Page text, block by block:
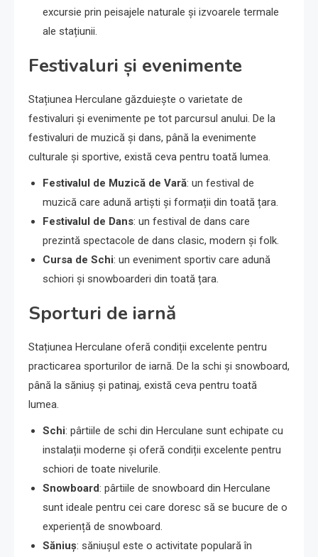
excursie prin peisajele naturale și izvoarele termale
ale stațiunii.
Festivaluri și evenimente
Stațiunea Herculane găzduiește o varietate de
festivaluri și evenimente pe tot parcursul anului. De la
festivaluri de muzică și dans, până la evenimente
culturale și sportive, există ceva pentru toată lumea.
Festivalul de Muzică de Vară: un festival de
muzică care adună artiști și formații din toată țara.
Festivalul de Dans: un festival de dans care
prezintă spectacole de dans clasic, modern și folk.
Cursa de Schi: un eveniment sportiv care adună
schiori și snowboarderi din toată țara.
Sporturi de iarnă
Stațiunea Herculane oferă condiții excelente pentru
practicarea sporturilor de iarnă. De la schi și snowboard,
până la săniuș și patinaj, există ceva pentru toată
lumea.
Schi: pârtiile de schi din Herculane sunt echipate cu
instalații moderne și oferă condiții excelente pentru
schiori de toate nivelurile.
Snowboard: pârtiile de snowboard din Herculane
sunt ideale pentru cei care doresc să se bucure de o
experiență de snowboard.
Săniuș: săniușul este o activitate populară în